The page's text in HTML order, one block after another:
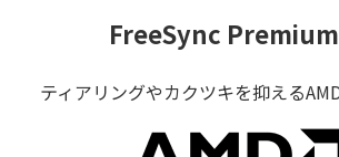
FreeSync
ティアリングやカクツキを抑える